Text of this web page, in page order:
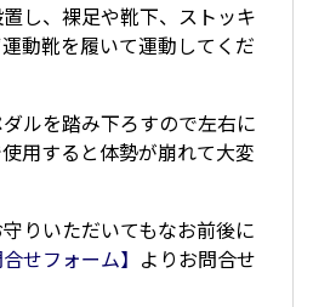
し、裸足や靴下、ストッキ
動靴を履いて運動してくだ
ルを踏み下ろすので左右に
用すると体勢が崩れて大変
りいただいてもなお前後に
合せフォーム】 よりお問合せ